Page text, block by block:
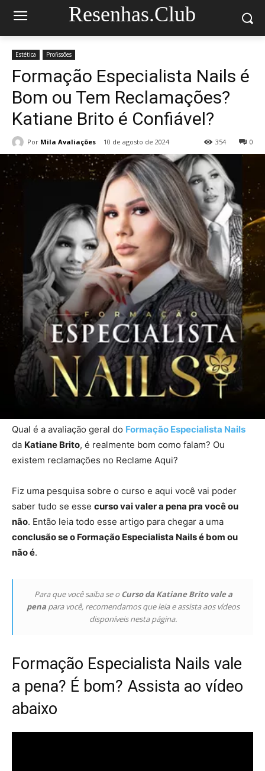
Resenhas.Club
Estética Profissões
Formação Especialista Nails é
Bom ou Tem Reclamações?
Katiane Brito é Confiável?
Por Mila Avaliações 10 de agosto de 2024 0
354
Qual é a avaliação geral do Formação Especialista Nails
da Katiane Brito, é realmente bom como falam? Ou
existem reclamações no Reclame Aqui?
Fiz uma pesquisa sobre o curso e aqui você vai poder
saber tudo se esse curso vai valer a pena pra você ou
não. Então leia todo esse artigo para chegar a uma
conclusão se o Formação Especialista Nails é bom ou
não é.
Para que você saiba se o Curso da Katiane Brito vale a
pena para você, recomendamos que leia e assista aos vídeos
disponíveis nesta página.
Formação Especialista Nails vale
a pena? É bom? Assista ao vídeo
abaixo